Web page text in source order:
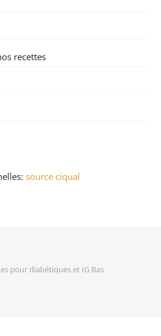
recettes
source ciqual
pour diabétiques et IG Bas